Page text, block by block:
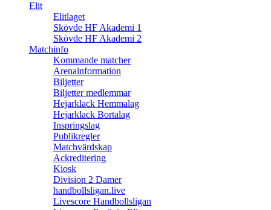
Elit
Elitlaget
Skövde HF Akademi 1
Skövde HF Akademi 2
Matchinfo
Kommande matcher
Arenainformation
Biljetter
Biljetter medlemmar
Hejarklack Hemmalag
Hejarklack Bortalag
Inspringslag
Publikregler
Matchvärdskap
Ackreditering
Kiosk
Division 2 Damer
handbollsligan.live
Livescore Handbollsligan